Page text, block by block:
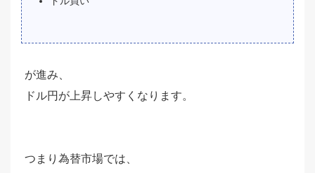
が進み、
ドル円が上昇しやすくなります。
つまり為替市場では、